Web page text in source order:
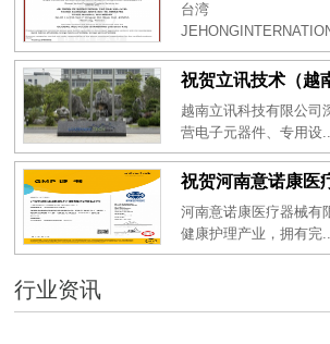
台湾
越南立讯科技有限公司
营电子元器件、专用设
河南意诺康医疗器械有
健康护理产业，拥有完
行业资讯